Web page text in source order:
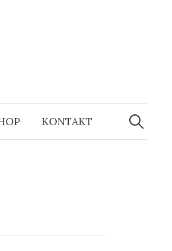
KONTAKT H